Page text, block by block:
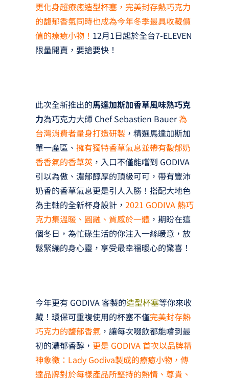
更化身超療癒造型杯塞，完美封存熱巧克力
的馥郁香氣同時也成為今年冬季最具收藏價
值的療癒小物！ 12月1日起於全台7-ELEVEN
限量開賣，要搶要快！
此次全新推出的馬達加斯加香草風味熱巧克
力為巧克力大師 Chef Sebastien Bauer為
台灣消費者量身打造研製，精選馬達加斯加
單一產區、 擁有獨特香草氣息並帶有馥郁奶
香香氣的香草莢 ，入口不僅能嚐到 GODIVA
引以為傲、濃郁醇厚的頂級可可，帶有豐沛
奶香的香草氣息更是引人入勝！搭配大地色
為主軸的全新杯身設計， 2021 GODIVA 熱巧
克力集溫暖、圓融、質感於一體，期盼在這
個冬日，為忙碌生活的你注入一絲暖意，放
鬆緊繃的身心靈，享受最幸福暖心的驚喜！
今年更有 GODIVA 客製的造型杯塞等你來收
藏！環保可重複使用的杯塞不僅完美封存熱
巧克力的馥郁香氣，讓每次啜飲都能嚐到最
初的濃郁香醇， 更是 GODIVA 首次以品牌精
神象徵：Lady Godiva製成的療癒小物，傳
達品牌對於每樣產品所堅持的熱情、尊貴、